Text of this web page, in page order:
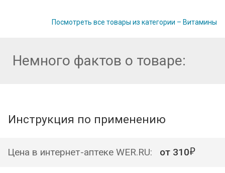
Посмотреть все товары из категории – Витамины
Немного фактов о товаре:
Инструкция по применению
Цена в интернет-аптеке WER.RU: от 310